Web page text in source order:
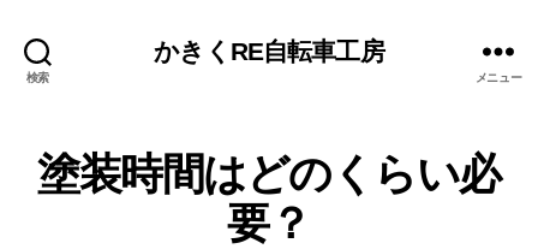
検索
かきくRE自転車工房
メニュー
塗装時間はどのくらい必
要？